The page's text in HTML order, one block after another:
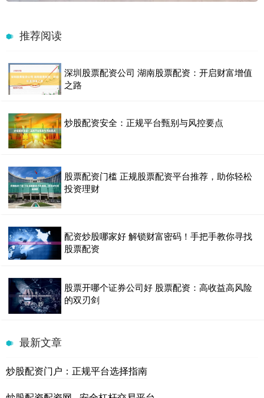
推荐阅读
深圳股票配资公司 湖南股票配资：开启财富增值
之路
炒股配资安全：正规平台甄别与风控要点
股票配资门槛 正规股票配资平台推荐，助你轻松
投资理财
配资炒股哪家好 解锁财富密码！手把手教你寻找
股票配资
股票开哪个证券公司好 股票配资：高收益高风险
的双刃剑
最新文章
炒股配资门户：正规平台选择指南